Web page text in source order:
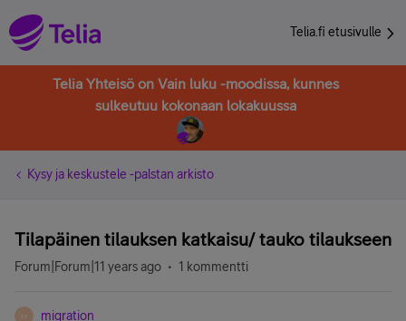
Telia.fi etusivulle
Telia Yhteisö on Vain luku -moodissa, kunnes
sulkeutuu kokonaan lokakuussa
Kysy ja keskustele -palstan arkisto
Tilapäinen tilauksen katkaisu/ tauko tilaukseen
Forum|Forum|11 years ago 1 kommentti
M migration